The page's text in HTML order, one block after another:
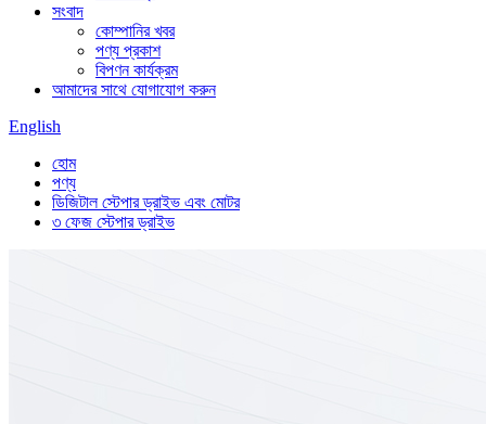
সংবাদ
কোম্পানির খবর
পণ্য প্রকাশ
বিপণন কার্যক্রম
আমাদের সাথে যোগাযোগ করুন
English
হোম
পণ্য
ডিজিটাল স্টেপার ড্রাইভ এবং মোটর
৩ ফেজ স্টেপার ড্রাইভ